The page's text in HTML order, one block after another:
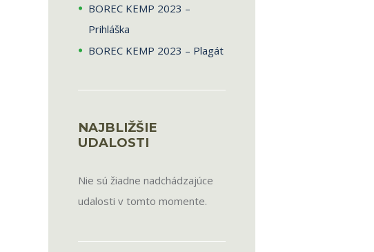
BOREC KEMP 2023 –
Prihláška
BOREC KEMP 2023 – Plagát
NAJBLIŽŠIE
UDALOSTI
Nie sú žiadne nadchádzajúce
udalosti v tomto momente.